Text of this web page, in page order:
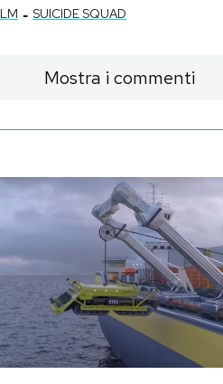
- SUICIDE SQUAD
Mostra i commenti